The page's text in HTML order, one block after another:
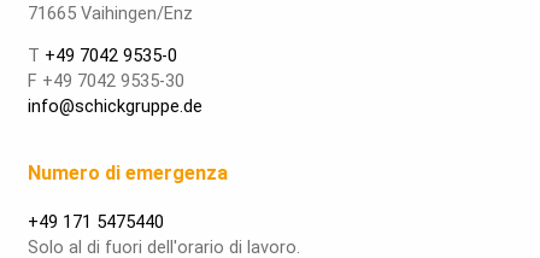
71665 Vaihingen/Enz
T +49 7042 9535-0
F +49 7042 9535-30
info@schickgruppe.de
Numero di emergenza
+49 171 5475440
Solo al di fuori dell'orario di lavoro.